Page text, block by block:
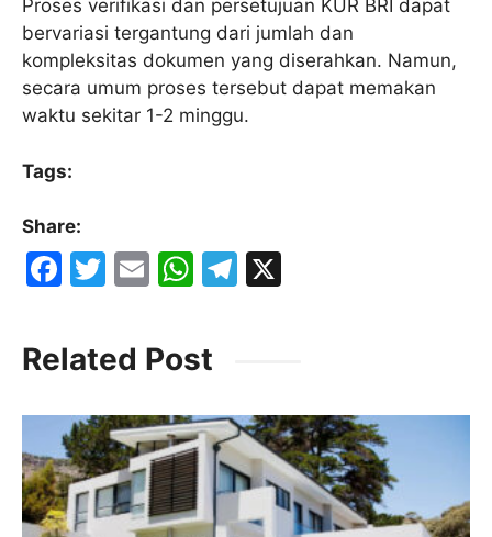
Proses verifikasi dan persetujuan KUR BRI dapat
bervariasi tergantung dari jumlah dan
kompleksitas dokumen yang diserahkan. Namun,
secara umum proses tersebut dapat memakan
waktu sekitar 1-2 minggu.
Tags:
Share:
F
c
e
b
o
o
k
T
itt
er
E
ai
l
W
at
s
A
p
p
T
a
m
Related Post